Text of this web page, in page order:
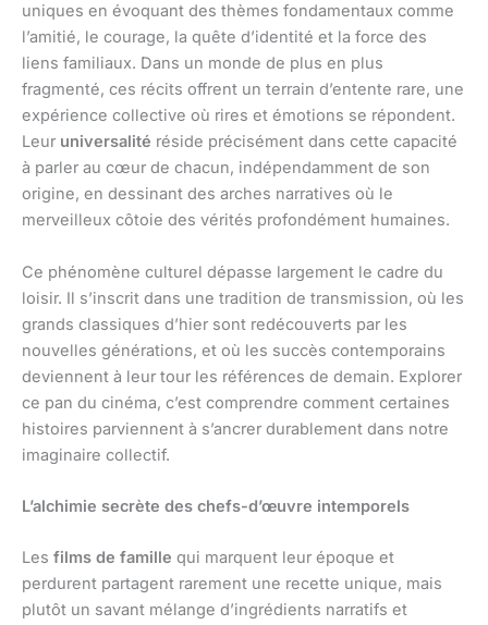
uniques en évoquant des thèmes fondamentaux comme
l’amitié, le courage, la quête d’identité et la force des
liens familiaux. Dans un monde de plus en plus
fragmenté, ces récits offrent un terrain d’entente rare, une
expérience collective où rires et émotions se répondent.
Leur universalité réside précisément dans cette capacité
à parler au cœur de chacun, indépendamment de son
origine, en dessinant des arches narratives où le
merveilleux côtoie des vérités profondément humaines.
Ce phénomène culturel dépasse largement le cadre du
loisir. Il s’inscrit dans une tradition de transmission, où les
grands classiques d’hier sont redécouverts par les
nouvelles générations, et où les succès contemporains
deviennent à leur tour les références de demain. Explorer
ce pan du cinéma, c’est comprendre comment certaines
histoires parviennent à s’ancrer durablement dans notre
imaginaire collectif.
L’alchimie secrète des chefs-d’œuvre intemporels
Les films de famille qui marquent leur époque et
perdurent partagent rarement une recette unique, mais
plutôt un savant mélange d’ingrédients narratifs et